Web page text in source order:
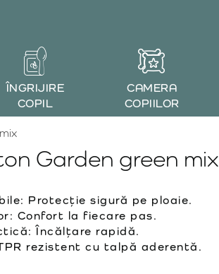
ÎNGRIJIRE
COPIL
CAMERA
COPIILOR
Garden green mix
Protecție sigură pe ploaie.
Confort la fiecare pas.
Încălțare rapidă.
rezistent cu talpă aderentă.